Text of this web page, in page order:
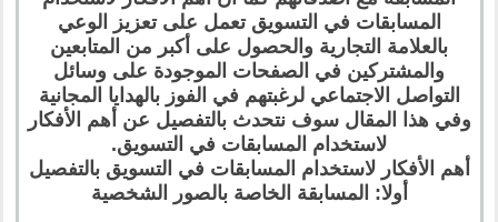
المسابقات في التسويق تعمل على تعزيز الوعي
بالعلامة التجارية والحصول على أكبر من المتابعين
والمشتركين في الصفحات الموجودة على وسائل
التواصل الاجتماعي لرغبتهم في الفوز بالهدايا المجانية
وفي هذا المقال سوف نتحدث بالتفصيل عن أهم الأفكار
لاستخدام المسابقات في التسويق.
أهم الأفكار لاستخدام المسابقات في التسويق بالتفصيل
أولا: المسابقة الخاصة بالصور الشخصية